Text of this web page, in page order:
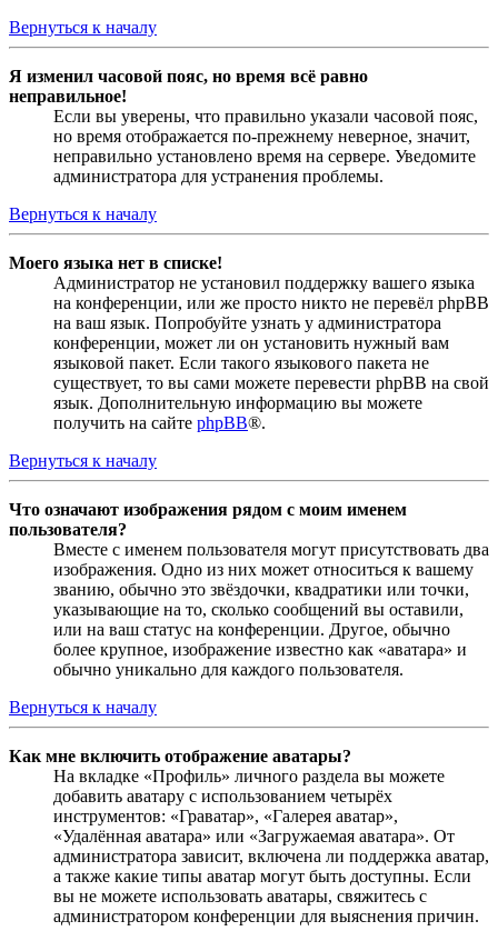
Вернуться к началу
Я изменил часовой пояс, но время всё равно
неправильное!
Если вы уверены, что правильно указали часовой пояс,
но время отображается по-прежнему неверное, значит,
неправильно установлено время на сервере. Уведомите
администратора для устранения проблемы.
Вернуться к началу
Моего языка нет в списке!
Администратор не установил поддержку вашего языка
на конференции, или же просто никто не перевёл phpBB
на ваш язык. Попробуйте узнать у администратора
конференции, может ли он установить нужный вам
языковой пакет. Если такого языкового пакета не
существует, то вы сами можете перевести phpBB на свой
язык. Дополнительную информацию вы можете
получить на сайте phpBB®.
Вернуться к началу
Что означают изображения рядом с моим именем
пользователя?
Вместе с именем пользователя могут присутствовать два
изображения. Одно из них может относиться к вашему
званию, обычно это звёздочки, квадратики или точки,
указывающие на то, сколько сообщений вы оставили,
или на ваш статус на конференции. Другое, обычно
более крупное, изображение известно как «аватара» и
обычно уникально для каждого пользователя.
Вернуться к началу
Как мне включить отображение аватары?
На вкладке «Профиль» личного раздела вы можете
добавить аватару с использованием четырёх
инструментов: «Граватар», «Галерея аватар»,
«Удалённая аватара» или «Загружаемая аватара». От
администратора зависит, включена ли поддержка аватар,
а также какие типы аватар могут быть доступны. Если
вы не можете использовать аватары, свяжитесь с
администратором конференции для выяснения причин.